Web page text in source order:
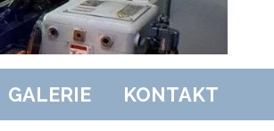
GALERIE KONTAKT